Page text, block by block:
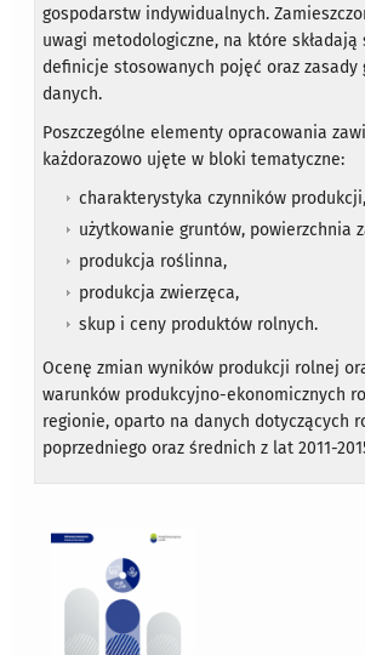
gospodarstw indywidualnych.
uwagi metodologiczne, na które
definicje stosowanych pojęć oraz zasady
danych.
Poszczególne elementy opracowania
każdorazowo ujęte w bloki tematyczne:
charakterystyka czynników produkcji,
użytkowanie gruntów, powierzchnia
produkcja roślinna,
produkcja zwierzęca,
skup i ceny produktów rolnych.
Ocenę zmian wyników produkcji rolnej
warunków produkcyjno-ekonomicznych
regionie, oparto na danych dotyczących
poprzedniego oraz średnich z lat 2011-